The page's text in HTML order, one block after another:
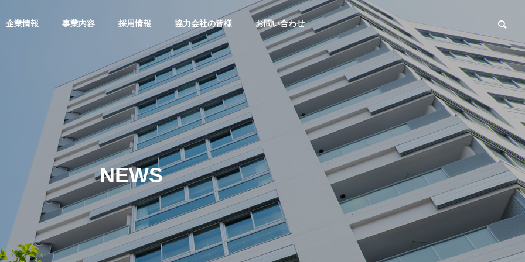
企業情報 事業内容 採用情報 協力会社の皆様 お問い合わせ
NEWS